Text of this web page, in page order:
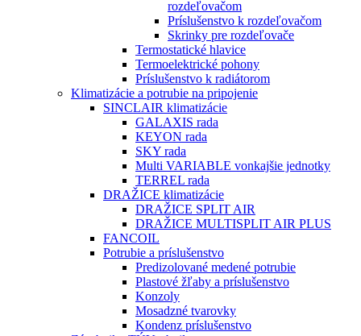
rozdeľovačom
Príslušenstvo k rozdeľovačom
Skrinky pre rozdeľovače
Termostatické hlavice
Termoelektrické pohony
Príslušenstvo k radiátorom
Klimatizácie a potrubie na pripojenie
SINCLAIR klimatizácie
GALAXIS rada
KEYON rada
SKY rada
Multi VARIABLE vonkajšie jednotky
TERREL rada
DRAŽICE klimatizácie
DRAŽICE SPLIT AIR
DRAŽICE MULTISPLIT AIR PLUS
FANCOIL
Potrubie a príslušenstvo
Predizolované medené potrubie
Plastové žľaby a príslušenstvo
Konzoly
Mosadzné tvarovky
Kondenz príslušenstvo